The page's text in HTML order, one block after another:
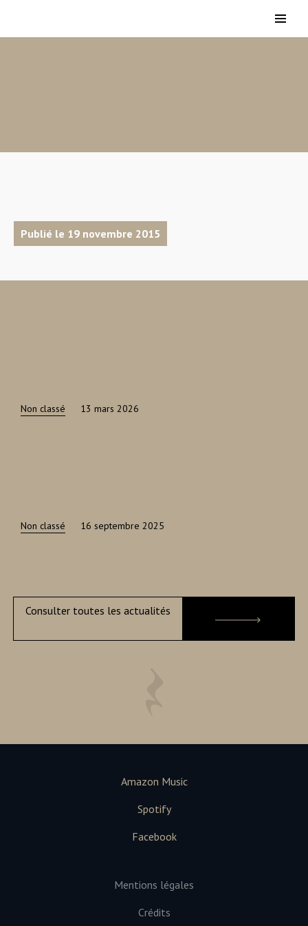
Publié le 19 novembre 2015
Non classé 13 mars 2026
Non classé 16 septembre 2025
Consulter toutes les actualités
Amazon Music
Spotify
Facebook
Mentions légales
Crédits